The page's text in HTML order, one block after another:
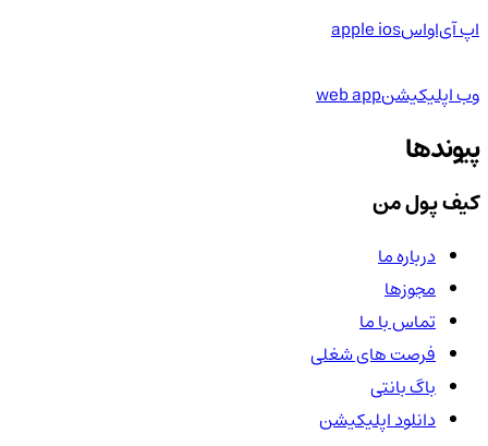
اپ آی‌او‌اسapple ios
وب اپلیکیشنweb app
پیوندها
کیف پول من
درباره ما
مجوزها
تماس با ما
فرصت های شغلی
باگ بانتی
دانلود اپلیکیشن